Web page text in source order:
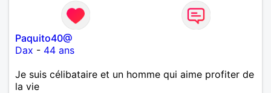
Paquito40@
Dax - 44 ans
Je suis célibataire et un homme qui aime profiter de
la vie